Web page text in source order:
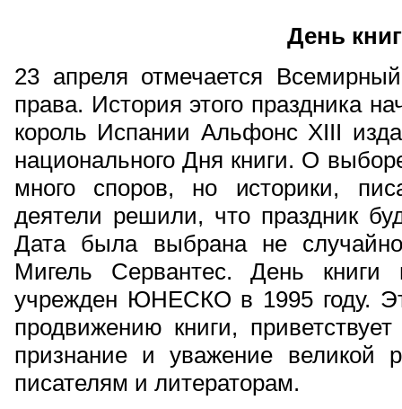
День
23 апреля отмечается
права. История этого праздника
король Испании Альфонс ХIII
национального Дня книги. О
много споров, но историки,
деятели решили, что праздник
Дата была выбрана не
Мигель Сервантес. День книги
учрежден ЮНЕСКО в 1995 году.
продвижению книги,
признание и уважение великой
писателям и литераторам.